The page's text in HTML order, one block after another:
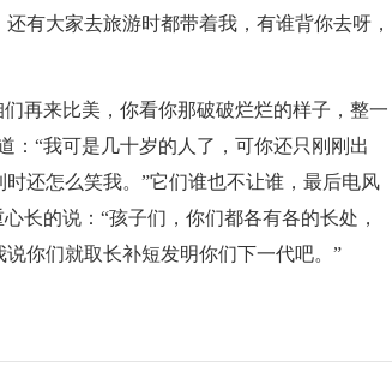
有大家去旅游时都带着我，有谁背你去呀，
再来比美，你看你那破破烂烂的样子，整一
：“我可是几十岁的人了，可你还只刚刚出
还怎么笑我。”它们谁也不让谁，最后电风
长的说：“孩子们，你们都各有各的长处，
你们就取长补短发明你们下一代吧。”